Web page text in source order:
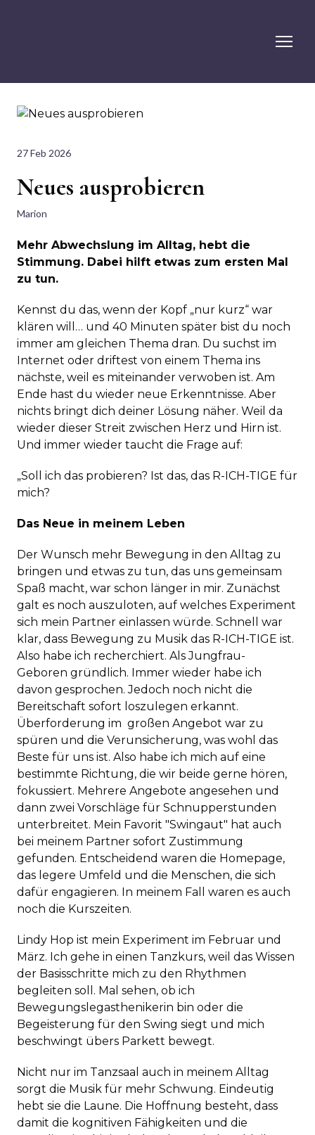
27 Feb 2026
Neues ausprobieren
Marion
Mehr Abwechslung im Alltag, hebt die
Stimmung. Dabei hilft etwas zum ersten Mal
zu tun.
Kennst du das, wenn der Kopf „nur kurz“ war
klären will… und 40 Minuten später bist du noch
immer am gleichen Thema dran. Du suchst im
Internet oder driftest von einem Thema ins
nächste, weil es miteinander verwoben ist. Am
Ende hast du wieder neue Erkenntnisse. Aber
nichts bringt dich deiner Lösung näher. Weil da
wieder dieser Streit zwischen Herz und Hirn ist.
Und immer wieder taucht die Frage auf:
„Soll ich das probieren? Ist das, das R-ICH-TIGE für
mich?
Das Neue in meinem Leben
Der Wunsch mehr Bewegung in den Alltag zu
bringen und etwas zu tun, das uns gemeinsam
Spaß macht, war schon länger in mir. Zunächst
galt es noch auszuloten, auf welches Experiment
sich mein Partner einlassen würde. Schnell war
klar, dass Bewegung zu Musik das R-ICH-TIGE ist.
Also habe ich recherchiert. Als Jungfrau-
Geboren gründlich. Immer wieder habe ich
davon gesprochen. Jedoch noch nicht die
Bereitschaft sofort loszulegen erkannt.
Überforderung im großen Angebot war zu
spüren und die Verunsicherung, was wohl das
Beste für uns ist. Also habe ich mich auf eine
bestimmte Richtung, die wir beide gerne hören,
fokussiert. Mehrere Angebote angesehen und
dann zwei Vorschläge für Schnupperstunden
unterbreitet. Mein Favorit "Swingaut" hat auch
bei meinem Partner sofort Zustimmung
gefunden. Entscheidend waren die Homepage,
das legere Umfeld und die Menschen, die sich
dafür engagieren. In meinem Fall waren es auch
noch die Kurszeiten.
Lindy Hop ist mein Experiment im Februar und
März. Ich gehe in einen Tanzkurs, weil das Wissen
der Basisschritte mich zu den Rhythmen
begleiten soll. Mal sehen, ob ich
Bewegungslegasthenikerin bin oder die
Begeisterung für den Swing siegt und mich
beschwingt übers Parkett bewegt.
Nicht nur im Tanzsaal auch in meinem Alltag
sorgt die Musik für mehr Schwung. Eindeutig
hebt sie die Laune. Die Hoffnung besteht, dass
damit die kognitiven Fähigkeiten und die